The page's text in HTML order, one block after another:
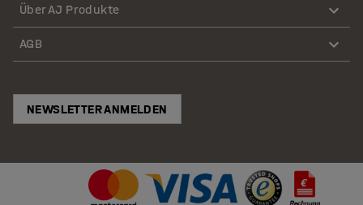
Über AJ Produkte
AGB
NEWSLETTER ANMELDEN